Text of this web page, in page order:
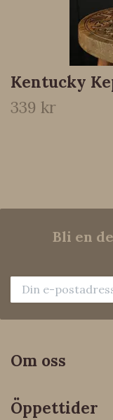
Kentucky
339 kr
Bli en
Om oss
Öppettider